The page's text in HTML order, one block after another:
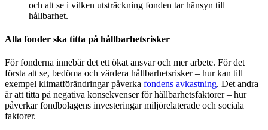
och att se i vilken utsträckning fonden tar hänsyn till
hållbarhet.
Alla fonder ska titta på hållbarhetsrisker
För fonderna innebär det ett ökat ansvar och mer arbete. För det
första att se, bedöma och värdera hållbarhetsrisker – hur kan till
exempel klimatförändringar påverka fondens avkastning. Det andra
är att titta på negativa konsekvenser för hållbarhetsfaktorer – hur
påverkar fondbolagens investeringar miljörelaterade och sociala
faktorer.